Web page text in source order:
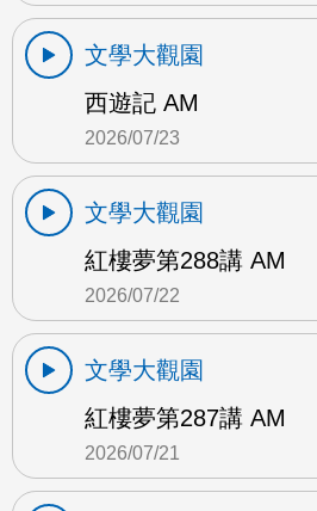
文學大觀園
西遊記 AM
2026/07/23
文學大觀園
紅樓夢第288講 AM
2026/07/22
文學大觀園
紅樓夢第287講 AM
2026/07/21